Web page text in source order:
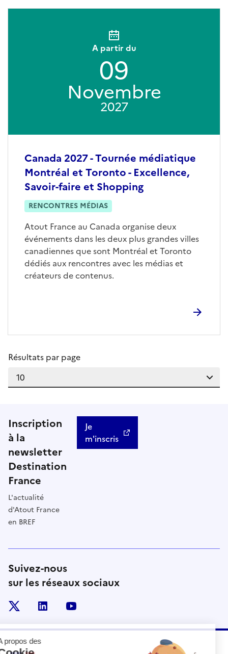
Canada 2027 - Tournée médiatique
Montréal et Toronto - Excellence,
Savoir-faire et Shopping
RENCONTRES MÉDIAS
Atout France au Canada organise deux
événements dans les deux plus grandes villes
canadiennes que sont Montréal et Toronto
dédiés aux rencontres avec les médias et
créateurs de contenus.
A partir du
09
Novembre
2027
Résultats par page
Inscription
à la
newsletter
Destination
France
L'actualité
d'Atout France
en BREF
Je
m'inscris
Suivez-nous
sur les réseaux sociaux
linkedin